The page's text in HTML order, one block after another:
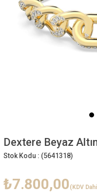
Dextere Beyaz
Stok Kodu : (5641318)
₺7.800,00 (KDV